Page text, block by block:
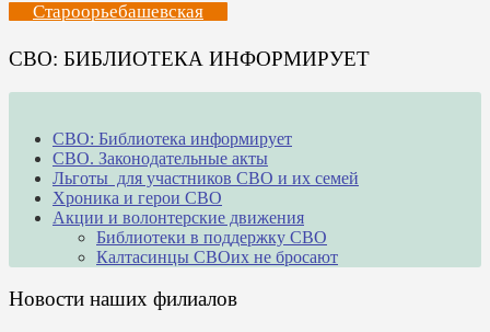
Староорьебашевская
СВО: БИБЛИОТЕКА ИНФОРМИРУЕТ
СВО: Библиотека информирует
СВО. Законодательные акты
Льготы для участников СВО и их семей
Хроника и герои СВО
Акции и волонтерские движения
Библиотеки в поддержку СВО
Калтасинцы СВОих не бросают
Новости наших филиалов